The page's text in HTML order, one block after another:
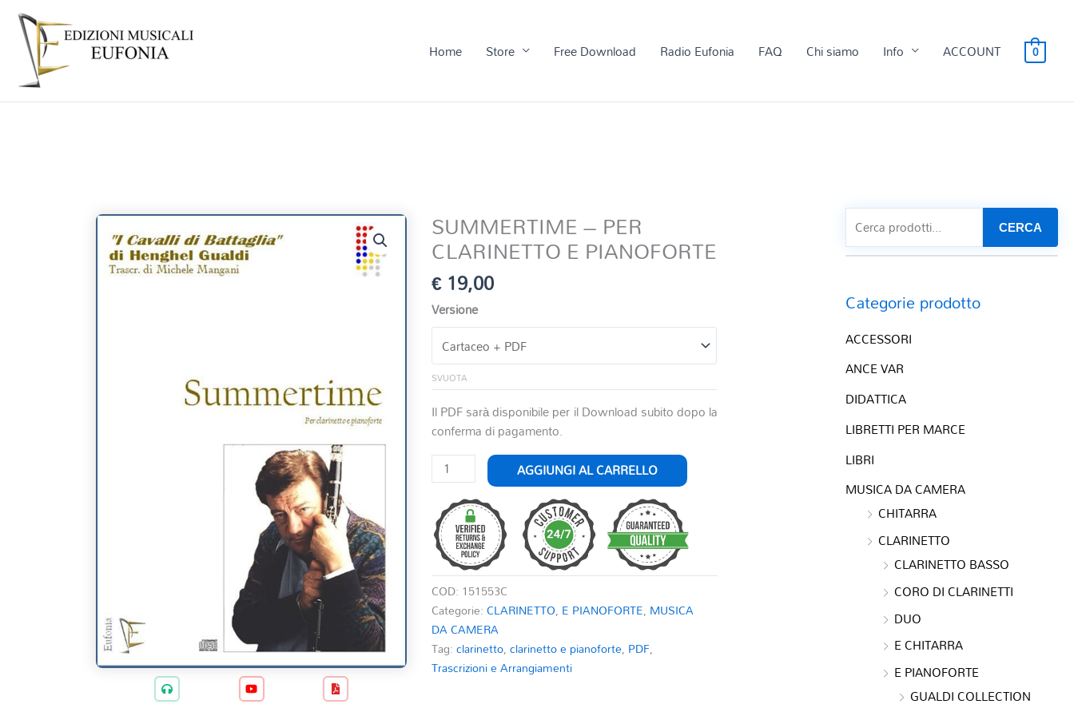
Home Store Free Download Radio Eufonia FAQ Chi siamo Info ACCOUNT 0
SUMMERTIME – PER
CLARINETTO E PIANOFORTE
€19,00
Versione
SVUOTA
Il PDF sarà disponibile per il Download subito dopo la
conferma di pagamento.
SUMMERTIME
-
PER
CLARINETTO
E
PIANOFORTE
quantità
AGGIUNGI AL CARRELLO
COD: 151553C
Categorie:CLARINETTO, E PIANOFORTE, MUSICA
DA CAMERA
Tag:clarinetto,clarinetto e pianoforte, PDF,
Trascrizioni e Arrangiamenti
CERCA
Categorie prodotto
ACCESSORI
ANCE VAR
DIDATTICA
LIBRETTI PER MARCE
LIBRI
MUSICA DA CAMERA
CHITARRA
CLARINETTO
CLARINETTO BASSO
CORO DI CLARINETTI
DUO
E CHITARRA
E PIANOFORTE
GUALDI COLLECTION